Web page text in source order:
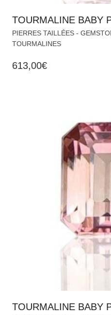
TOURMALINE BABY
PIERRES TAILLÉES -
TOURMALINES
613,00€
TOURMALINE BABY